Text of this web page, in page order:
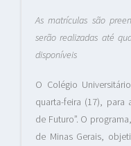
As matrículas são
serão realizadas até
disponíveis
O Colégio
quarta-feira (17), para
de Futuro”. O
de Minas Gerais,